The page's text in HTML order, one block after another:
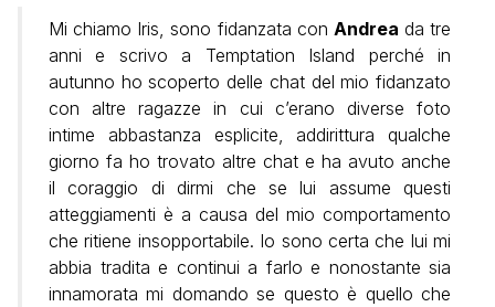
Mi chiamo Iris, sono fidanzata con Andrea da tre
anni e scrivo a Temptation Island perché in
autunno ho scoperto delle chat del mio fidanzato
con altre ragazze in cui c’erano diverse foto
intime abbastanza esplicite, addirittura qualche
giorno fa ho trovato altre chat e ha avuto anche
il coraggio di dirmi che se lui assume questi
atteggiamenti è a causa del mio comportamento
che ritiene insopportabile. Io sono certa che lui mi
abbia tradita e continui a farlo e nonostante sia
innamorata mi domando se questo è quello che